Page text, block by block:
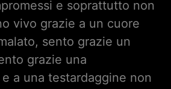
e soprattutto non
vivo grazie a un cuore
sento grazie un
grazie una
a una testardaggine non